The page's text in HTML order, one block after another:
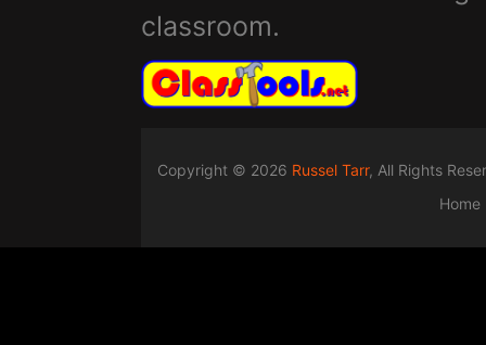
classroom.
Copyright © 2026 Russel Tarr, All Rights
Home